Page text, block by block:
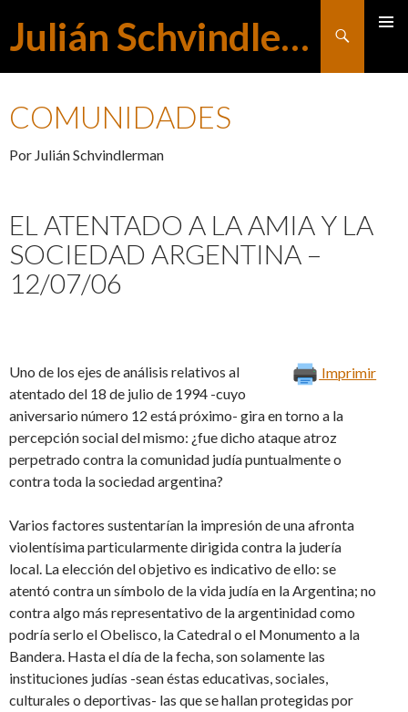
Julián Schvindlerman
Buscar
COMUNIDADES
Por Julián Schvindlerman
EL ATENTADO A LA AMIA Y LA
SOCIEDAD ARGENTINA –
12/07/06
Imprimir
Uno de los ejes de análisis relativos al
atentado del 18 de julio de 1994 -cuyo
aniversario número 12 está próximo- gira en torno a la
percepción social del mismo: ¿fue dicho ataque atroz
perpetrado contra la comunidad judía puntualmente o
contra toda la sociedad argentina?
Varios factores sustentarían la impresión de una afronta
violentísima particularmente dirigida contra la judería
local. La elección del objetivo es indicativo de ello: se
atentó contra un símbolo de la vida judía en la Argentina; no
contra algo más representativo de la argentinidad como
podría serlo el Obelisco, la Catedral o el Monumento a la
Bandera. Hasta el día de la fecha, son solamente las
instituciones judías -sean éstas educativas, sociales,
culturales o deportivas- las que se hallan protegidas por